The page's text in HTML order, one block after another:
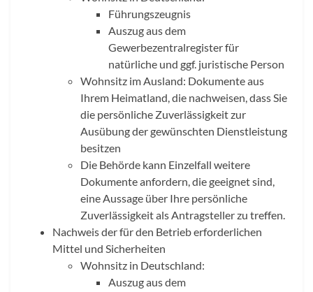
Führungszeugnis
Auszug aus dem
Gewerbezentralregister für
natürliche und ggf. juristische Person
Wohnsitz im Ausland: Dokumente aus
Ihrem Heimatland, die nachweisen, dass Sie
die persönliche Zuverlässigkeit zur
Ausübung der gewünschten Dienstleistung
besitzen
Die Behörde kann Einzelfall weitere
Dokumente anfordern, die geeignet sind,
eine Aussage über Ihre persönliche
Zuverlässigkeit als Antragsteller zu treffen.
Nachweis der für den Betrieb erforderlichen
Mittel und Sicherheiten
Wohnsitz in Deutschland:
Auszug aus dem